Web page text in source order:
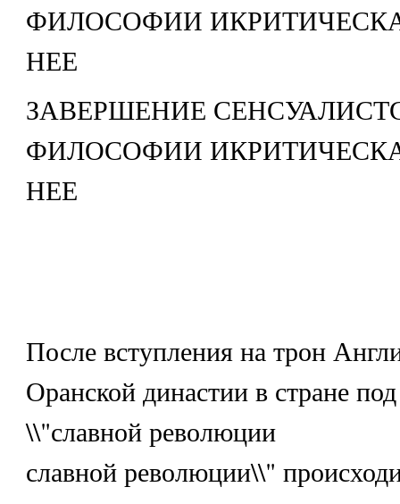
ФИЛОСОФИИ
НЕЕ
ЗАВЕРШЕНИЕ
ФИЛОСОФИИ
НЕЕ
После вступления на трон
Оранской династии в стране
\\"славной революции
славной революции\\"